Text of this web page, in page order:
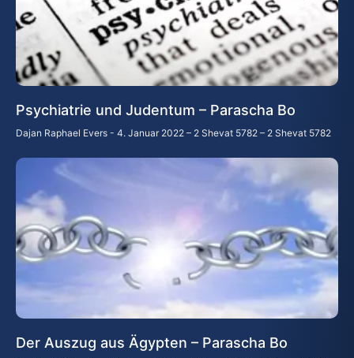
Psychiatrie und Judentum – Parascha Bo
Dajan Raphael Evers 4. Januar 2022 – 2 Shevat 5782 – 2 Shevat 5782
Der Auszug aus Ägypten – Parascha Bo